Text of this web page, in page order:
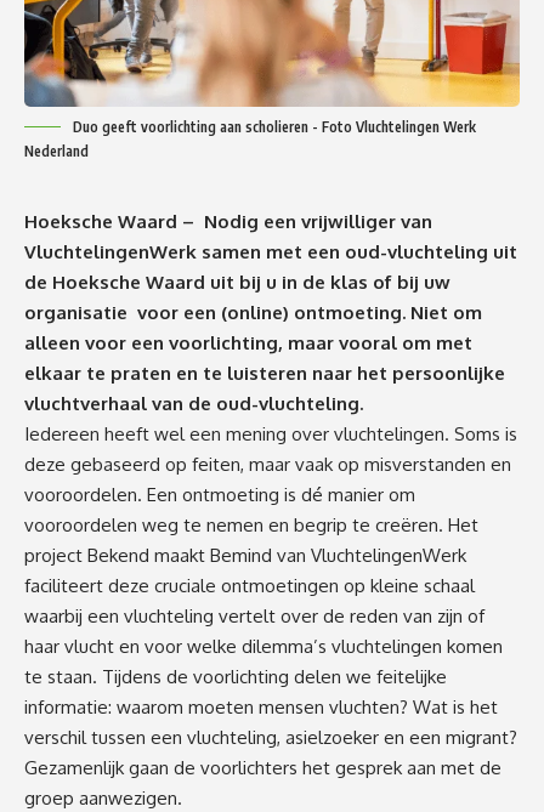
Duo geeft voorlichting aan scholieren - Foto Vluchtelingen Werk
Nederland
Hoeksche Waard – Nodig een vrijwilliger van
VluchtelingenWerk samen met een oud-vluchteling uit
de Hoeksche Waard uit bij u in de klas of bij uw
organisatie voor een (online) ontmoeting. Niet om
alleen voor een voorlichting, maar vooral om met
elkaar te praten en te luisteren naar het persoonlijke
vluchtverhaal van de oud-vluchteling.
Iedereen heeft wel een mening over vluchtelingen. Soms is
deze gebaseerd op feiten, maar vaak op misverstanden en
vooroordelen. Een ontmoeting is dé manier om
vooroordelen weg te nemen en begrip te creëren. Het
project Bekend maakt Bemind van VluchtelingenWerk
faciliteert deze cruciale ontmoetingen op kleine schaal
waarbij een vluchteling vertelt over de reden van zijn of
haar vlucht en voor welke dilemma’s vluchtelingen komen
te staan. Tijdens de voorlichting delen we feitelijke
informatie: waarom moeten mensen vluchten? Wat is het
verschil tussen een vluchteling, asielzoeker en een migrant?
Gezamenlijk gaan de voorlichters het gesprek aan met de
groep aanwezigen.